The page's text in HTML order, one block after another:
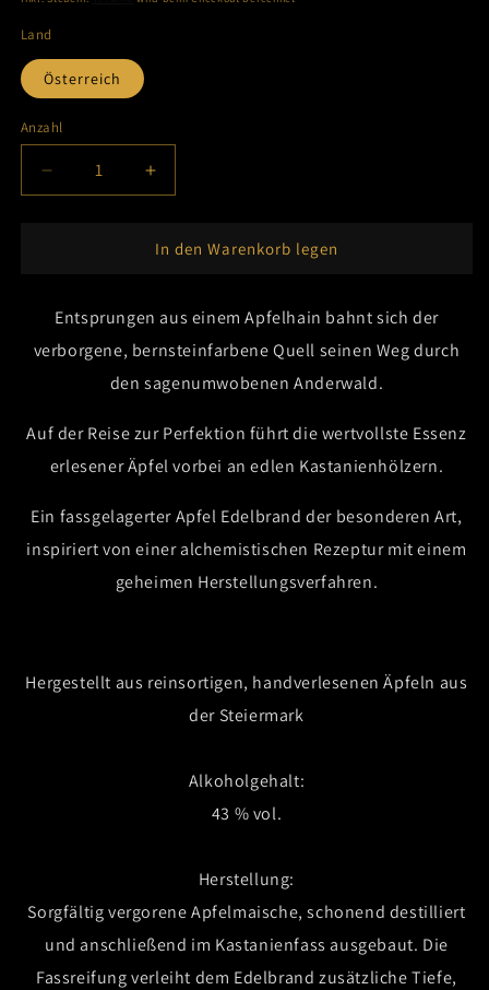
Land
Österreich
Anzahl
Anzahl
Verringere
die
0,5l
Erhöhe
die
für
0,5l
In den Warenkorb legen
Entsprungen aus einem Apfelhain bahnt sich der
verborgene, bernsteinfarbene Quell seinen Weg durch
den sagenumwobenen Anderwald.
Auf der Reise zur Perfektion führt die wertvollste Essenz
erlesener Äpfel vorbei an edlen Kastanienhölzern.
Ein fassgelagerter Apfel Edelbrand der besonderen Art,
inspiriert von einer alchemistischen Rezeptur mit einem
geheimen Herstellungsverfahren.
Hergestellt aus reinsortigen, handverlesenen Äpfeln aus
der Steiermark
Alkoholgehalt:
43 % vol.
Herstellung:
Sorgfältig vergorene Apfelmaische, schonend destilliert
und anschließend im Kastanienfass ausgebaut. Die
Fassreifung verleiht dem Edelbrand zusätzliche Tiefe,